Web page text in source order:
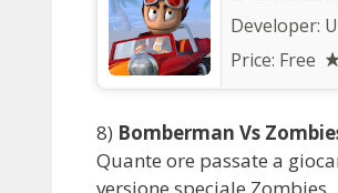
Developer:
Price: Free
8) Bomberman Vs
Quante ore passate a
versione speciale Zombies.